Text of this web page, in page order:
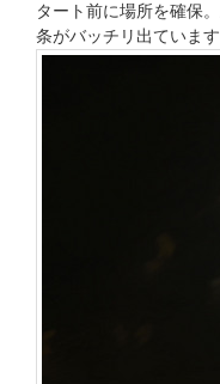
タート前に場所を確保
条がバッチリ出ています